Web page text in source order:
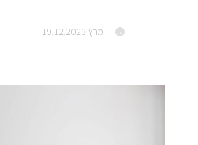
מרץ 19.12.2023